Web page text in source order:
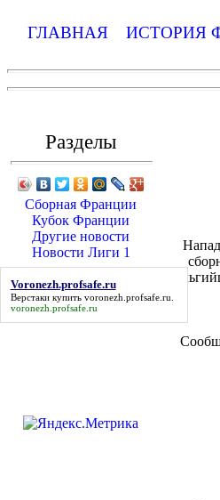
ГЛАВНАЯ
ИСТОРИЯ
Разделы
Сборная Франции
Кубок Франции
Другие новости
Новости Лиги 1
Voronezh.profsafe.ru
Верстаки купить voronezh.profsafe.ru
voronezh.profsafe.ru